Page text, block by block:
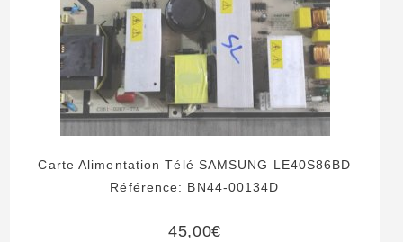
Carte Alimentation Télé SAMSUNG LE40S86BD
Référence: BN44-00134D
45,00€